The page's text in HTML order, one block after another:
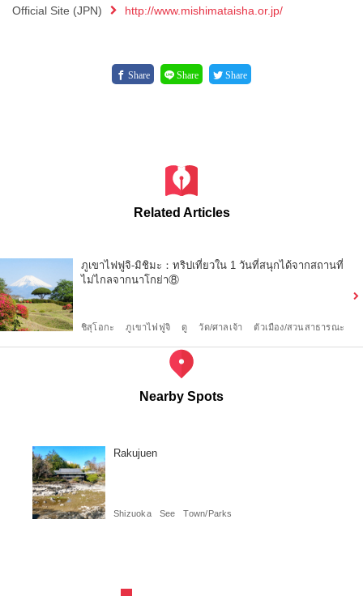
Official Site (JPN) http://www.mishimataisha.or.jp/
Share Share Share
Related Articles
ภูเขาไฟฟูจิ-มิชิมะ：ทริปเที่ยวใน 1 วันที่สนุกได้จากสถานที่
ไม่ไกลจากนาโกย่า⑧
ชิสุโอกะ ภูเขาไฟฟูจิ ดู วัด/ศาลเจ้า ตัวเมือง/สวนสาธารณะ
Nearby Spots
Rakujuen
Shizuoka See Town/Parks